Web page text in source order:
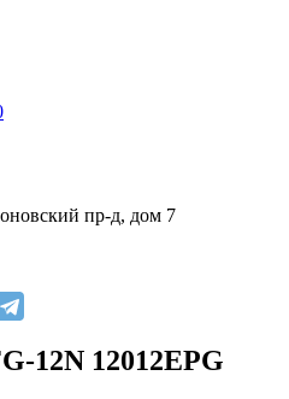
пр-д, дом 7
12N 12012EPG